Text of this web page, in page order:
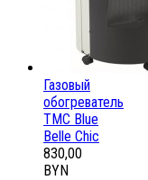
Газовый
обогреватель
ТМС Blue
Belle Chic
830,00
BYN